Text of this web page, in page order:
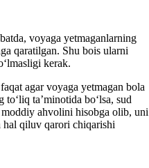
voyaga yetmaganlarning
qaratilgan. Shu bois ularni
kerak.
agar voyaga yetmagan bola
ta’minotida boʻlsa, sud
ahvolini hisobga olib, uni
hal qiluv qarori chiqarishi